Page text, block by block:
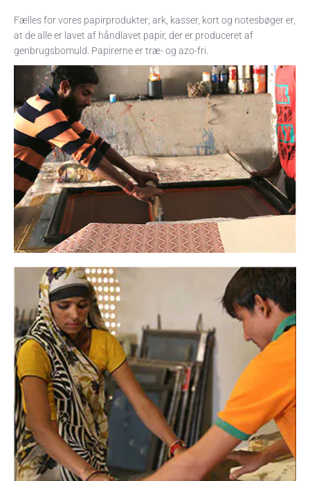
Fælles for vores papirprodukter; ark, kasser, kort og notesbøger er,
at de alle er lavet af håndlavet papir, der er produceret af
genbrugsbomuld. Papirerne er træ- og azo-fri.